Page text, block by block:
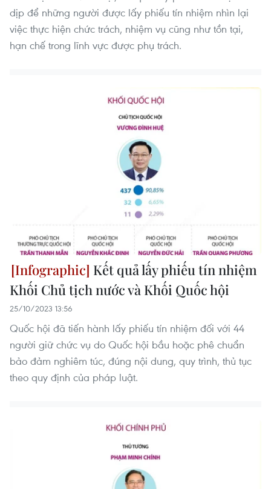
dịp để những người được lấy phiếu tín nhiệm nhìn lại
việc thực hiện chức trách, nhiệm vụ cũng như tồn tại,
hạn chế trong lĩnh vực được phụ trách.
Kết quả lấy phiếu tín nhiệm
Khối Chủ tịch nước và Khối Quốc hội
25/10/2023 13:56
Quốc hội đã tiến hành lấy phiếu tín nhiệm đối với 44
người giữ chức vụ do Quốc hội bầu hoặc phê chuẩn
bảo đảm nghiêm túc, đúng nội dung, quy trình, thủ tục
theo quy định của pháp luật.